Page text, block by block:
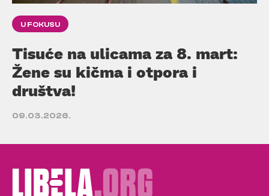
U FOKUSU
Tisuće na ulicama za 8. mart:
Žene su kičma i otpora i
društva!
09.03.2026.